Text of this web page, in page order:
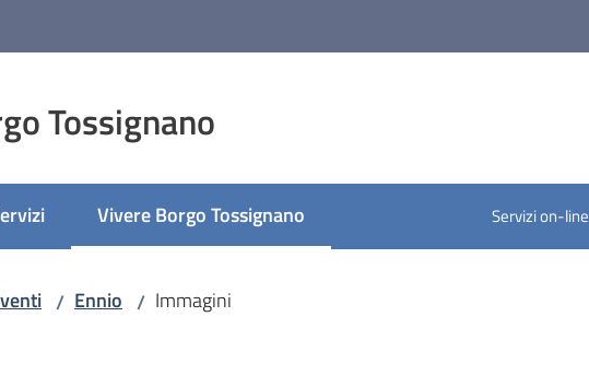
Tossignano
Vivere Borgo Tossignano
Menu selezionato Servizi on-line
/ Ennio / Immagini